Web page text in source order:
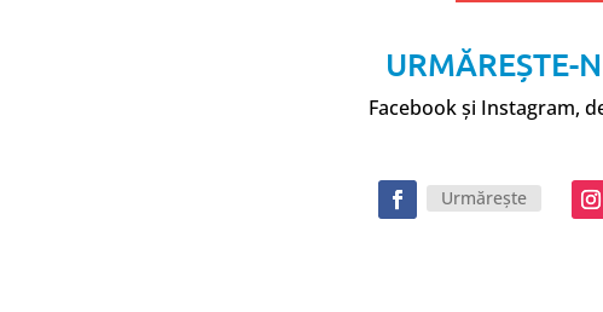
URMĂREȘTE-
Facebook și Instagram,
Urmărește